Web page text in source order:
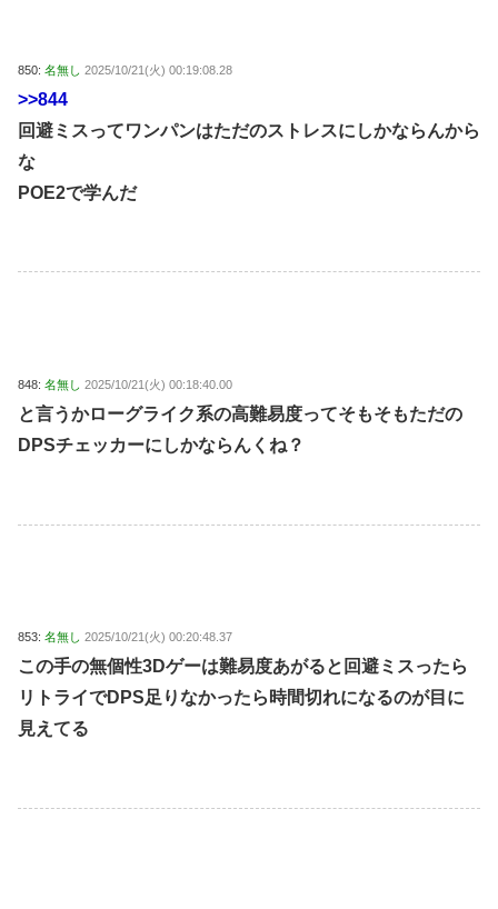
850: 名無し 2025/10/21(火) 00:19:08.28
>>844
回避ミスってワンパンはただのストレスにしかならんから
な
POE2で学んだ
848: 名無し 2025/10/21(火) 00:18:40.00
と言うかローグライク系の高難易度ってそもそもただの
DPSチェッカーにしかならんくね？
853: 名無し 2025/10/21(火) 00:20:48.37
この手の無個性3Dゲーは難易度あがると回避ミスったら
リトライでDPS足りなかったら時間切れになるのが目に
見えてる